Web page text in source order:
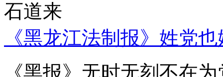
石道来
《黑龙江法制报》姓党
《黑报》无时无刻不在